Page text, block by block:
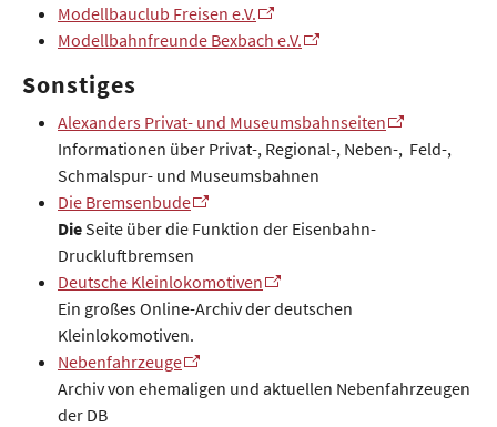
Modellbauclub Freisen e.V.
Modellbahnfreunde Bexbach e.V.
Sonstiges
Alexanders Privat- und Museumsbahnseiten
Informationen über Privat-, Regional-, Neben-, Feld-,
Schmalspur- und Museumsbahnen
Die Bremsenbude
Die Seite über die Funktion der Eisenbahn-
Druckluftbremsen
Deutsche Kleinlokomotiven
Ein großes Online-Archiv der deutschen
Kleinlokomotiven.
Nebenfahrzeuge
Archiv von ehemaligen und aktuellen Nebenfahrzeugen
der DB